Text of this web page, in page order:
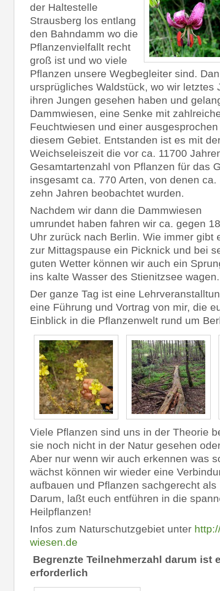
der Haltestelle
Strausberg los entlang
den Bahndamm wo die
Pflanzenvielfallt recht
groß ist und wo viele
Pflanzen unsere Wegbegleiter sind.
ursprügliches Waldstück, wo wir letztes
ihren Jungen gesehen haben und
Dammwiesen, eine Senke mit
Feuchtwiesen und einer
diesem Gebiet. Entstanden ist es mit
Weichseleiszeit die vor ca. 11700
Gesamtartenzahl von Pflanzen für das
insgesamt ca. 770 Arten, von denen
zehn Jahren beobachtet wurden.
Nachdem wir dann die Dammwiesen
umrundet haben fahren wir ca. gegen 18
Uhr zurück nach Berlin. Wie immer gibt
zur Mittagspause ein Picknick und bei
guten Wetter können wir auch ein
ins kalte Wasser des Stienitzsee wagen.
Der ganze Tag ist eine
eine Führung und Vortrag von mir, die
Einblick in die Pflanzenwelt rund um
Viele Pflanzen sind uns in der Theorie
sie noch nicht in der Natur gesehen
Aber nur wenn wir auch erkennen was
wächst können wir wieder eine
aufbauen und Pflanzen sachgerecht
Darum, laßt euch entführen in die
Heilpflanzen!
Infos zum Naturschutzgebiet unter
wiesen.de
Begrenzte Teilnehmerzahl darum ist
erforderlich